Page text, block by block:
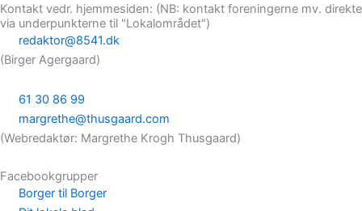
Kontakt vedr. hjemmesiden: (NB: kontakt foreningerne mv. direkte
via underpunkterne til "Lokalområdet")
redaktor@8541.dk
(Birger Agergaard)
61 30 86 99
margrethe@thusgaard.com
(Webredaktør: Margrethe Krogh Thusgaard)
Facebookgrupper
Borger til Borger